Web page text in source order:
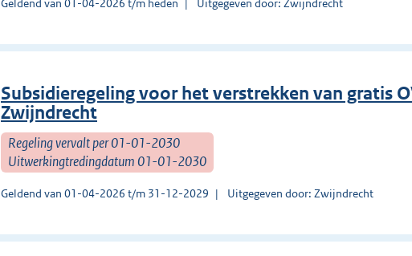
Geldend van 01-04-2026 t/m heden Uitgegeven door: Zwijndrecht
Subsidieregeling voor het verstrekken van gratis
Zwijndrecht
Regeling vervalt per 01-01-2030
Uitwerkingtredingdatum 01-01-2030
Geldend van 01-04-2026 t/m 31-12-2029 Uitgegeven door: Zwijndrecht